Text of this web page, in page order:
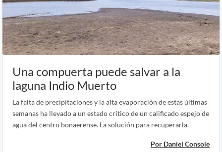
Una compuerta puede salvar a la
laguna Indio Muerto
La falta de precipitaciones y la alta evaporación de estas últimas
semanas ha llevado a un estado crítico de un calificado espejo de
agua del centro bonaerense. La solución para recuperarla.
Por Daniel Console